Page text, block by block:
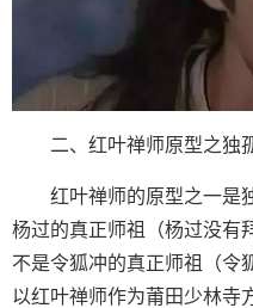
二、红叶禅师原型之独
红叶禅师的原型之一是
杨过的真正师祖（杨过没有
不是令狐冲的真正师祖（令
以红叶禅师作为莆田少林寺